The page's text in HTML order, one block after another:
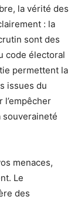
la vérité des
: la
sont des
code électoral
permettent la
issues du
souveraineté
menaces,
Le
des